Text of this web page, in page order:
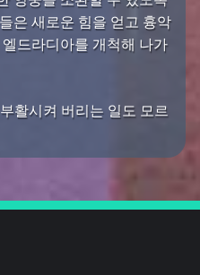
은 새로운 힘을 얻고 흉악
드라디아를 개척해 나가
활시켜 버리는 일도 모르